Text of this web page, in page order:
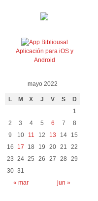
Aplicación para iOS y
Android
mayo 2022
L M X J V S D
« mar jun »
1
2
3 4 5 6 7
8
9
10 11 12 13 14
15
16
17 18 19 20 21
22
23 24 25 26 27 28
29
30 31